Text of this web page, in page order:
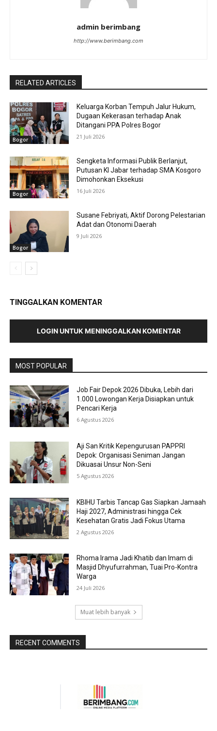
admin berimbang
http://www.berimbang.com
RELATED ARTICLES
Bogor
Keluarga Korban Tempuh Jalur Hukum,
Dugaan Kekerasan terhadap Anak
Ditangani PPA Polres Bogor
21 Juli 2026
Bogor
Sengketa Informasi Publik Berlanjut,
Putusan KI Jabar terhadap SMA Kosgoro
Dimohonkan Eksekusi
16 Juli 2026
Bogor
Susane Febriyati, Aktif Dorong Pelestarian
Adat dan Otonomi Daerah
9 Juli 2026
TINGGALKAN KOMENTAR
LOGIN UNTUK MENINGGALKAN KOMENTAR
MOST POPULAR
Job Fair Depok 2026 Dibuka, Lebih dari
1.000 Lowongan Kerja Disiapkan untuk
Pencari Kerja
6 Agustus 2026
Aji San Kritik Kepengurusan PAPPRI
Depok: Organisasi Seniman Jangan
Dikuasai Unsur Non-Seni
5 Agustus 2026
KBIHU Tarbis Tancap Gas Siapkan Jamaah
Haji 2027, Administrasi hingga Cek
Kesehatan Gratis Jadi Fokus Utama
2 Agustus 2026
Rhoma Irama Jadi Khatib dan Imam di
Masjid Dhyufurrahman, Tuai Pro-Kontra
Warga
24 Juli 2026
Muat lebih banyak
RECENT COMMENTS